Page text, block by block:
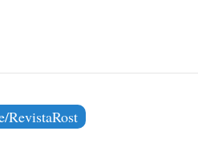
RevistaRost